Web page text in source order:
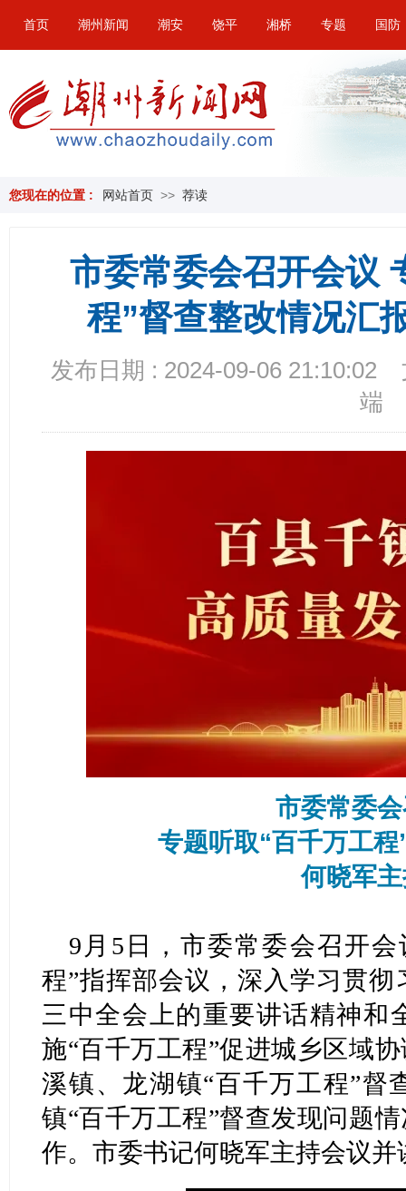
首页 潮州新闻 潮安 饶平 湘桥 专题 国防
您现在的位置 : 网站首页 >> 荐读
市委常委会召开会议
程”督查整改情况汇
发布日期 : 2024-09-06 21:10:02
端
市委常委
专题听取“百千万工
何晓军
9月5日，市委常委会召开
程”指挥部会议，深入学习贯
三中全会上的重要讲话精神和
施“百千万工程”促进城乡区域
溪镇、龙湖镇“百千万工程”督
镇“百千万工程”督查发现问题
作。市委书记何晓军主持会议